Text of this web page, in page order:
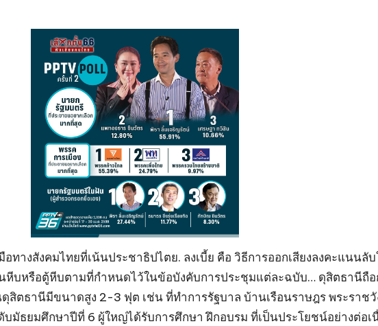
างสังคมไทยที่เน้นประชาธิปไตย. ลงเบี้ย คือ วิธีการออกเสียงลงคะแนนลั
หีบหรือตู้หีบตามที่กำหนดไว้ในข้อบังคับการประชุมแต่ละฉบับ… ดุสิตธานีถื
สิตธานีมีขนาดสูง 2-3 ฟุต เช่น ที่ทำการรัฐบาล บ้านเรือนราษฎร พระรา
มัธยมศึกษาปีที่ 6 ผู้ใหญ่ได้รับการศึกษา ฝึกอบรม ที่เป็นประโยชน์อย่างต่อเ